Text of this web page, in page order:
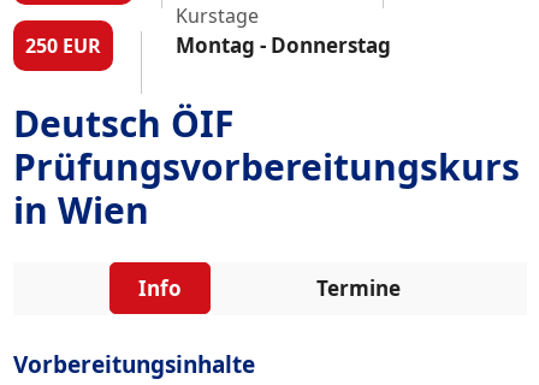
250 EUR
Kurstage
Montag - Donnerstag
Deutsch ÖIF
Prüfungsvorbereitungskurs
in Wien
Info Termine
Vorbereitungsinhalte